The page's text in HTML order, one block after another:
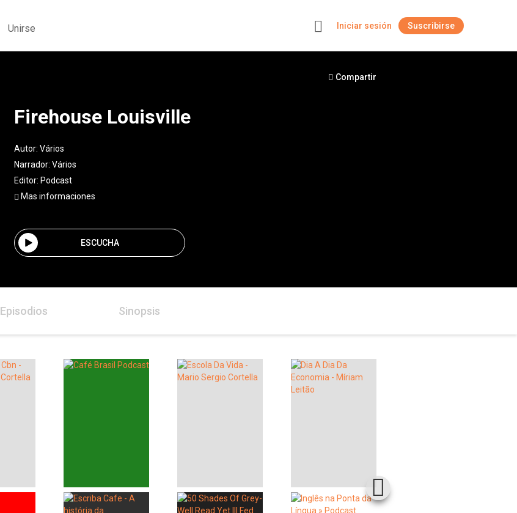
Unirse Iniciar sesión Suscribirse
Compartir
Firehouse Louisville
Autor: Vários
Narrador: Vários
Editor: Podcast
Mas informaciones
ESCUCHA
Episodios Sinopsis